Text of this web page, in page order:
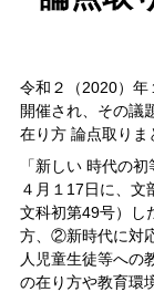
令和２（2020）年
開催され、その議
在り方 論点取りま
「新しい 時代の
４月１17日に、文
文科初第49号）し
方、②新時代に対
人児童生徒等への
の在り方や教育環